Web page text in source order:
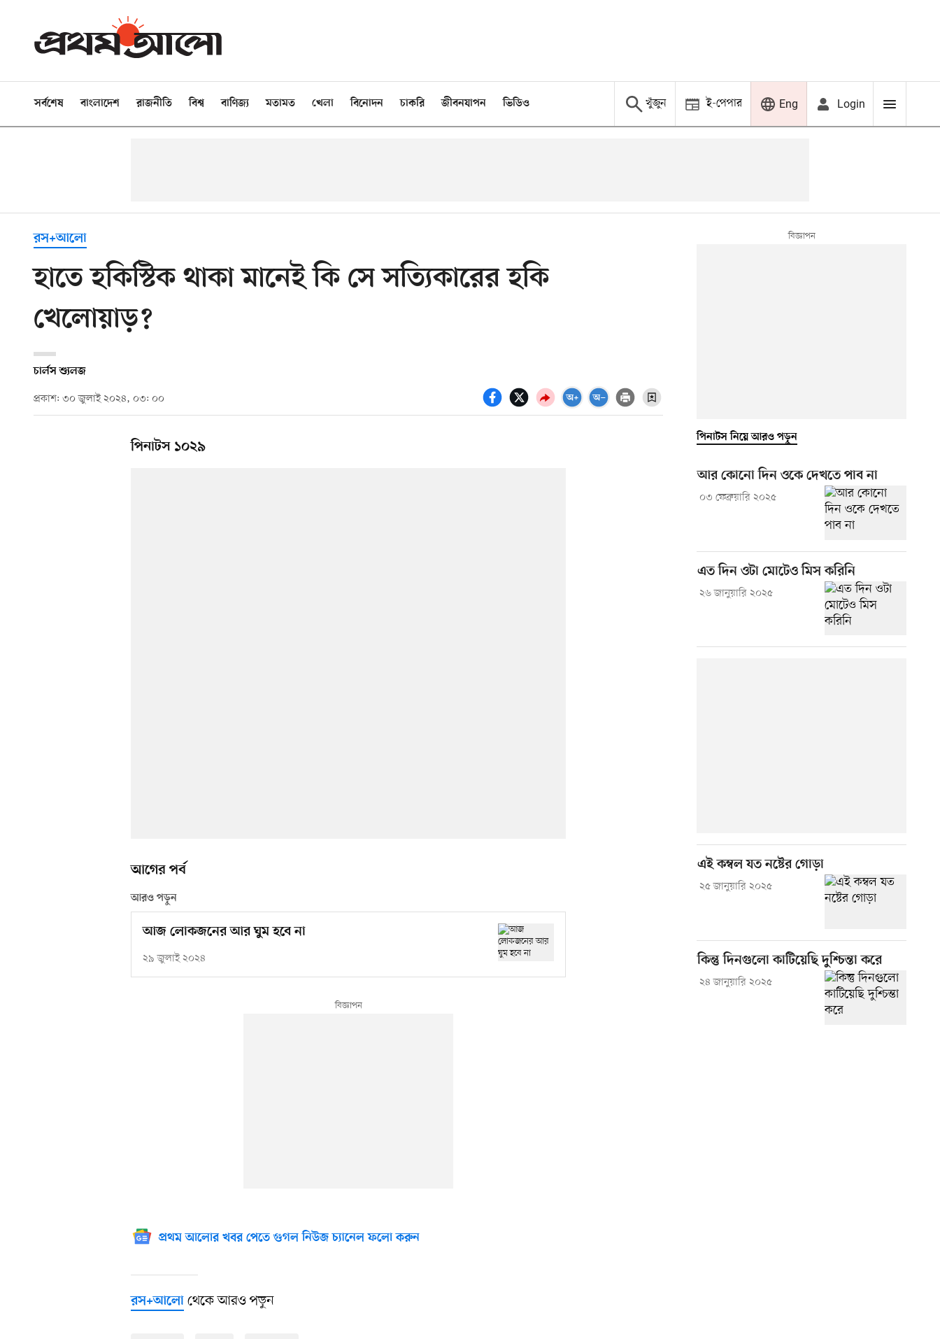
সর্বশেষ বাংলাদেশ রাজনীতি বিশ্ব বাণিজ্য মতামত খেলা বিনোদন চাকরি জীবনযাপন ভিডিও খুঁজুন ই-পেপার Eng Login
রস+আলো
হাতে হকিস্টিক থাকা মানেই কি সে সত্যিকারের হকি
খেলোয়াড়?
চার্লস শ্যুলজ
প্রকাশ: ৩০ জুলাই ২০২৪, ০৩: ০০
পিনাটস ১০২৯
আগের পর্ব
আরও পড়ুন
আজ লোকজনের আর ঘুম হবে না
২৯ জুলাই ২০২৪
প্রথম আলোর খবর পেতে গুগল নিউজ চ্যানেল ফলো করুন
রস+আলো থেকে আরও পড়ুন
পিনাটস নিয়ে আরও পড়ুন
আর কোনো দিন ওকে দেখতে পাব না
০৩ ফেব্রুয়ারি ২০২৫
এত দিন ওটা মোটেও মিস করিনি
২৬ জানুয়ারি ২০২৫
এই কম্বল যত নষ্টের গোড়া
২৫ জানুয়ারি ২০২৫
কিন্তু দিনগুলো কাটিয়েছি দুশ্চিন্তা করে
২৪ জানুয়ারি ২০২৫